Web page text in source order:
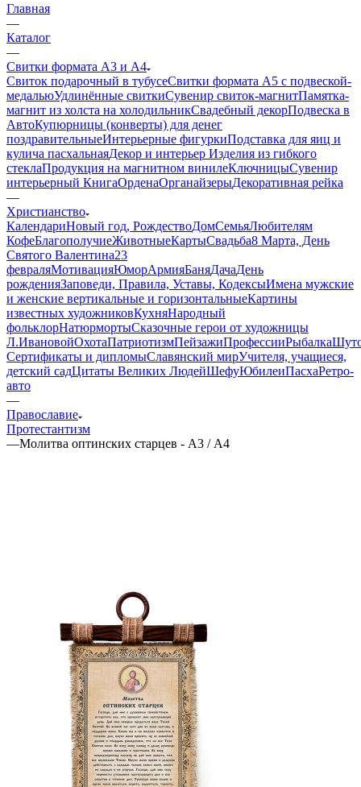
Главная
—
Каталог
—
Свитки формата А3 и А4
Свиток подарочный в тубусеСвитки формата А5 с подвеской-
медальюУдлинённые свиткиСувенир свиток-магнитПамятка-
магнит из холста на холодильникСвадебный декорПодвеска в
АвтоКупюрницы (конверты) для денег
поздравительныеИнтерьерные фигуркиПодставка для яиц и
кулича пасхальнаяДекор и интерьер Изделия из гибкого
стеклаПродукция на магнитном винилеКлючницыСувенир
интерьерный КнигаОрденаОрганайзерыДекоративная рейка
—
Христианство
КалендариНовый год, РождествоДомСемьяЛюбителям
КофеБлагополучиеЖивотныеКартыСвадьба8 Марта, День
Святого Валентина23
февраляМотивацияЮморАрмияБаняДачаДень
рожденияЗаповеди, Правила, Уставы, КодексыИмена мужские
и женские вертикальные и горизонтальныеКартины
известных художниковКухняНародный
фольклорНатюрмортыСказочные герои от художницы
Л.ИвановойОхотаПатриотизмПейзажиПрофессииРыбалка
Сертификаты и дипломыСлавянский мирУчителя, учащиеся,
детский садЦитаты Великих ЛюдейШефуЮбилеиПасхаРетро-
авто
—
Православие
Протестантизм
—Молитва оптинских старцев - А3 / А4